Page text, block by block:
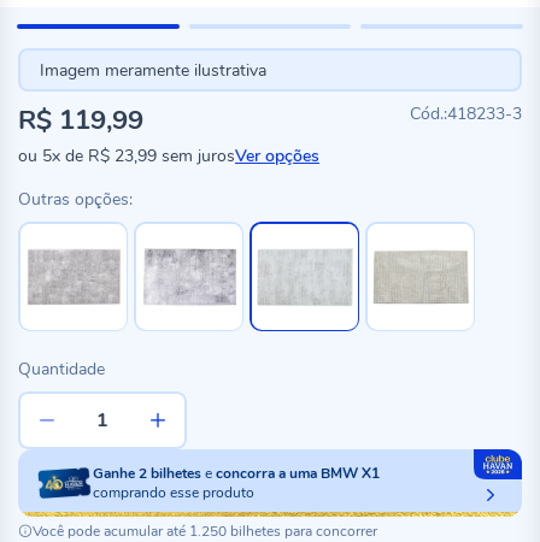
Imagem meramente ilustrativa
418233-3
R$ 119,99
ou 5x de R$ 23,99 sem jurosVer opções
Outras opções:
Quantidade
Ganhe2bilheteseconcorra a uma BMW X1
comprando esse produto
Você pode acumular até 1.250 bilhetes para concorrer